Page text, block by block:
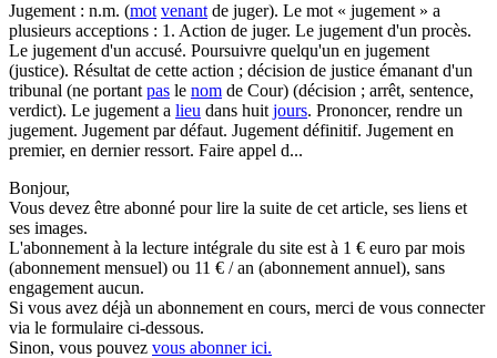
Jugement : n.m. (mot venant de juger). Le mot « jugement » a
plusieurs acceptions : 1. Action de juger. Le jugement d'un procès.
Le jugement d'un accusé. Poursuivre quelqu'un en jugement
(justice). Résultat de cette action ; décision de justice émanant d'un
tribunal (ne portant pas le nom de Cour) (décision ; arrêt, sentence,
verdict). Le jugement a lieu dans huit jours. Prononcer, rendre un
jugement. Jugement par défaut. Jugement définitif. Jugement en
premier, en dernier ressort. Faire appel d...
Bonjour,
Vous devez être abonné pour lire la suite de cet article, ses liens et
ses images.
L'abonnement à la lecture intégrale du site est à 1 € euro par mois
(abonnement mensuel) ou 11 € / an (abonnement annuel), sans
engagement aucun.
Si vous avez déjà un abonnement en cours, merci de vous connecter
via le formulaire ci-dessous.
Sinon, vous pouvez vous abonner ici.